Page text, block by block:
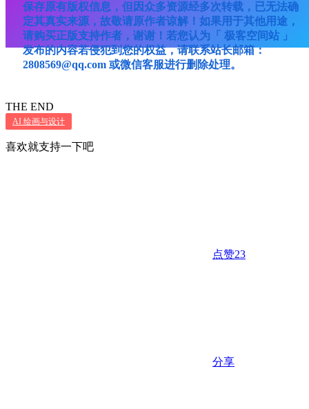
保存原有版权信息，但因众多资源经多次转载，已无法确
定其真实来源，故敬请原作者谅解！如果用于其他用途，
请购买正版支持作者，谢谢！若您认为「 极客空间站 」
发布的内容若侵犯到您的权益，请联系站长邮箱：
2808569@qq.com 或微信客服进行删除处理。
THE END
AI 绘画与设计
喜欢就支持一下吧
点赞23
分享